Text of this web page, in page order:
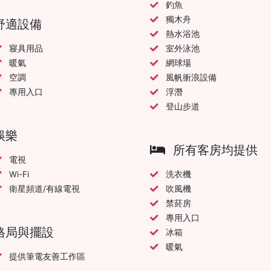
適設備
寢具用品
暖氣
空調
專用入口
樂
電視
Wi-Fi
衛星頻道/有線電視
局與擺設
提供筆電友善工作區
釣魚
獨木舟
熱水浴池
室外泳池
網球場
風帆衝浪設備
浮潛
登山步道
所有客房均提供
洗衣機
吹風機
禁菸房
專用入口
冰箱
暖氣